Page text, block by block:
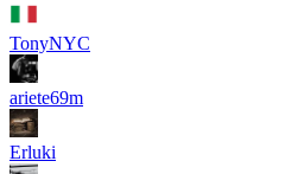
TonyNYC
ariete69m
Erluki